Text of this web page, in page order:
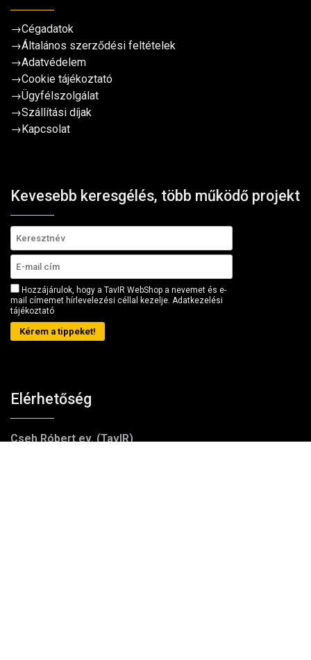
→Cégadatok
→Általános szerződési feltételek
→Adatvédelem
→Cookie tájékoztató
→Ügyfélszolgálat
→Szállítási díjak
→Kapcsolat
Kevesebb keresgélés, több működő projekt
Hozzájárulok, hogy a TavIR WebShop a nevemet és e-
mail címemet hírlevelezési céllal kezelje. Adatkezelési
tájékoztató
Kérem a tippeket!
Elérhetőség
Cseh Róbert ev. (TavIR)